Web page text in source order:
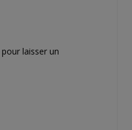
pour laisser un